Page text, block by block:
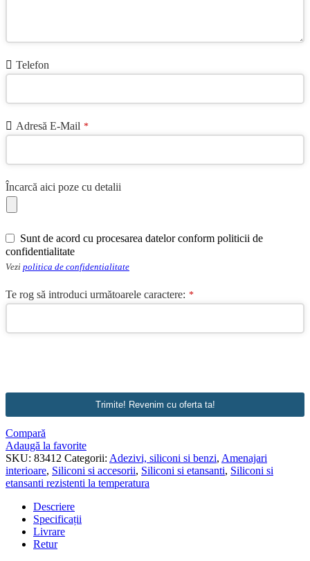
Telefon
Adresă E-Mail *
Contact
Email
Încarcă aici poze cu detalii
Sunt de acord cu procesarea datelor conform politicii de
confidentialitate
Vezi politica de confidentialitate
Te rog să introduci următoarele caractere: *
Trimite! Revenim cu oferta ta!
Compară
Adaugă la favorite
SKU: 83412 Categorii: Adezivi, siliconi si benzi, Amenajari
interioare, Siliconi si accesorii, Siliconi si etansanti, Siliconi si
etansanti rezistenti la temperatura
Descriere
Specificații
Livrare
Retur